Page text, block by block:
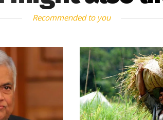
Recommended to you